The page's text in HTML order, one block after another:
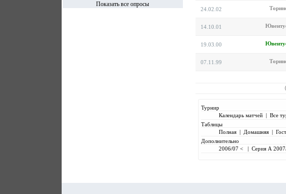
Показать все опросы
24.02.02
14.10.01
19.03.00
07.11.99
Турнир
Календарь матчей| Все
Таблицы
Полная| Домашняя|
Дополнительно
2006/07 <
| Серия А